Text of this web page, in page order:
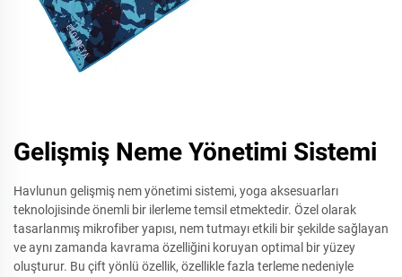
Gelişmiş Neme Yönetimi Sistemi
Havlunun gelişmiş nem yönetimi sistemi, yoga aksesuarları
teknolojisinde önemli bir ilerleme temsil etmektedir. Özel olarak
tasarlanmış mikrofiber yapısı, nem tutmayı etkili bir şekilde sağlayan
ve aynı zamanda kavrama özelliğini koruyan optimal bir yüzey
oluşturur. Bu çift yönlü özellik, özellikle fazla terleme nedeniyle